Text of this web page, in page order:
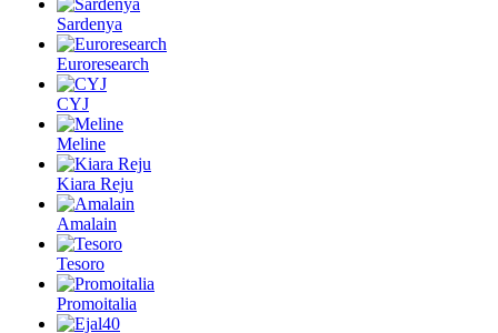
Sardenya
Euroresearch
CYJ
Meline
Kiara Reju
Amalain
Tesoro
Promoitalia